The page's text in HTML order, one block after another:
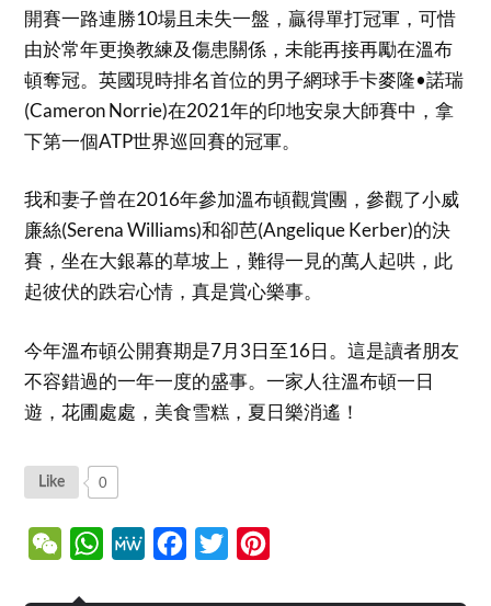
開賽一路連勝10場且未失一盤，贏得單打冠軍，可惜
由於常年更換教練及傷患關係，未能再接再勵在溫布
頓奪冠。英國現時排名首位的男子網球手卡麥隆•諾瑞
(Cameron Norrie)在2021年的印地安泉大師賽中，拿
下第一個ATP世界巡回賽的冠軍。
我和妻子曾在2016年參加溫布頓觀賞團，參觀了小威
廉絲(Serena Williams)和卻芭(Angelique Kerber)的決
賽，坐在大銀幕的草坡上，難得一見的萬人起哄，此
起彼伏的跌宕心情，真是賞心樂事。
今年溫布頓公開賽期是7月3日至16日。這是讀者朋友
不容錯過的一年一度的盛事。一家人往溫布頓一日
遊，花圃處處，美食雪糕，夏日樂消遙！
Like 0
WeChatWhatsApp
MeWe Facebook
Twitter